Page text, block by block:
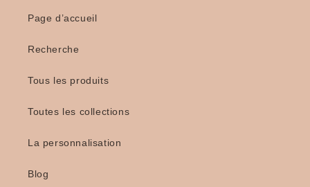
Page d’accueil
Recherche
Tous les produits
Toutes les collections
La personnalisation
Blog